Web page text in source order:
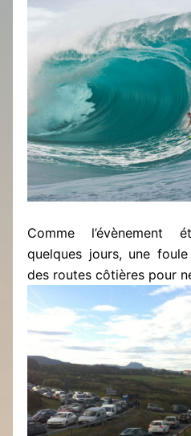
Comme l’évènement
quelques jours, une
des routes côtières pour